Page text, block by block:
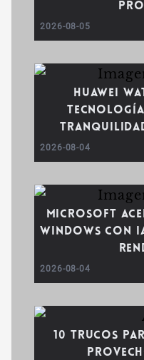
2026-08-05
Huawei
2026-08-04
Microsoft
Windows con
2026-08-04
10 trucos